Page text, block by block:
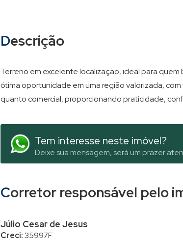
Descrição
Terreno em excelente localização, ideal para
ótima oportunidade em uma região valorizada,
quanto comercial, proporcionando praticidade,
Tem interesse neste imóvel?
Deixe sua mensagem, será um prazer
Corretor responsável pelo
Júlio Cesar de Jesus
Creci:35997F